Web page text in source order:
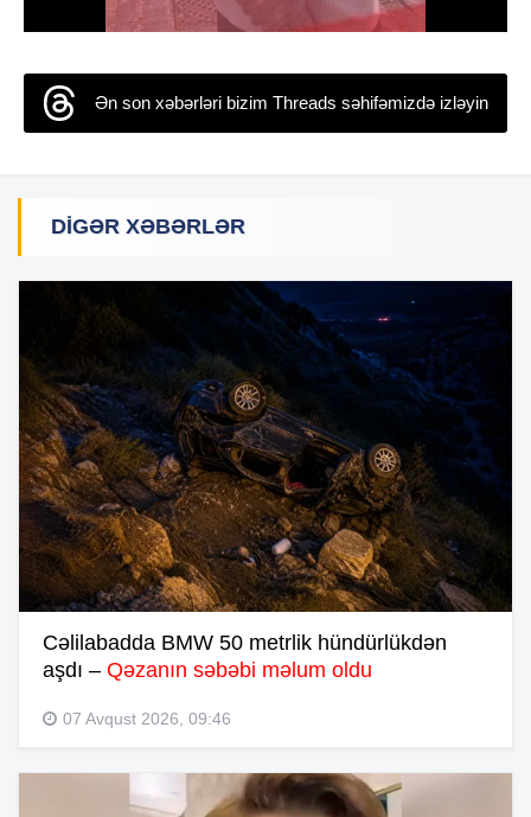
Ən son xəbərləri bizim Threads səhifəmizdə izləyin
DIGƏR XƏBƏRLƏR
Cəlilabadda BMW 50 metrlik hündürlükdən
aşdı – Qəzanın səbəbi məlum oldu
07 Avqust 2026, 09:46